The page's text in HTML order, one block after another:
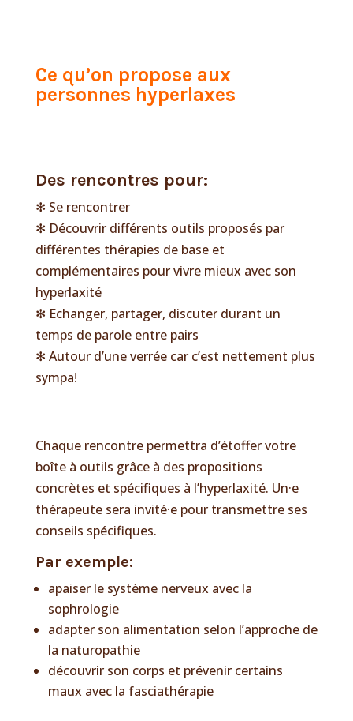
Ce qu’on propose aux
personnes hyperlaxes
Des rencontres pour:
✻ Se rencontrer
✻ Découvrir différents outils proposés par
différentes thérapies de base et
complémentaires pour vivre mieux avec son
hyperlaxité
✻ Echanger, partager, discuter durant un
temps de parole entre pairs
✻ Autour d’une verrée car c’est nettement plus
sympa!
Chaque rencontre permettra d’étoffer votre
boîte à outils grâce à des propositions
concrètes et spécifiques à l’hyperlaxité. Un·e
thérapeute sera invité·e pour transmettre ses
conseils spécifiques.
Par exemple:
apaiser le système nerveux avec la
sophrologie
adapter son alimentation selon l’approche de
la naturopathie
découvrir son corps et prévenir certains
maux avec la fasciathérapie